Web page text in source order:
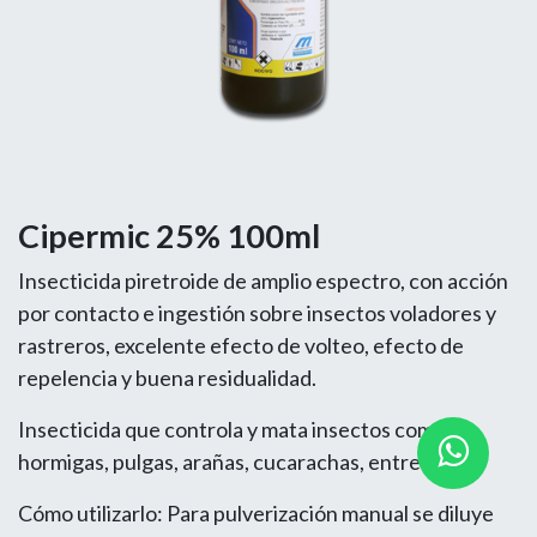
Cipermic 25% 100ml
Insecticida piretroide de amplio espectro, con acción
por contacto e ingestión sobre insectos voladores y
rastreros, excelente efecto de volteo, efecto de
repelencia y buena residualidad.
Insecticida que controla y mata insectos como:
hormigas, pulgas, arañas, cucarachas, entre otros.
Cómo utilizarlo: Para pulverización manual se diluye